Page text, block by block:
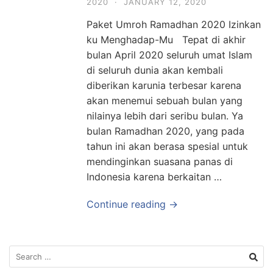
Paket Umroh Ramadhan 2020 Izinkan
ku Menghadap-Mu Tepat di akhir
bulan April 2020 seluruh umat Islam
di seluruh dunia akan kembali
diberikan karunia terbesar karena
akan menemui sebuah bulan yang
nilainya lebih dari seribu bulan. Ya
bulan Ramadhan 2020, yang pada
tahun ini akan berasa spesial untuk
mendinginkan suasana panas di
Indonesia karena berkaitan …
Continue reading →
Search
for: